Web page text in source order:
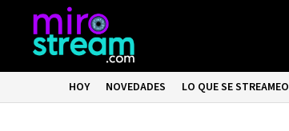
HOY NOVEDADES LO QUE SE STREAMEO